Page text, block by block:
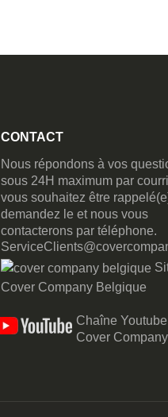
CONTACT
Nous répondons à vos
sous 24H maximum par
vous souhaitez être
demandez le et nous vous
contacterons par téléphone.
Cover Company Belgique
Chaîne
Cover Company